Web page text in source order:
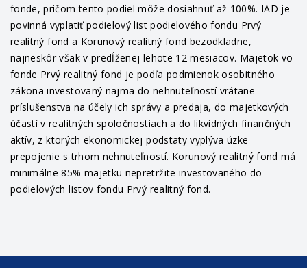
fonde, pričom tento podiel môže dosiahnuť až 100%. IAD je
povinná vyplatiť podielový list podielového fondu Prvý
realitný fond a Korunový realitný fond bezodkladne,
najneskôr však v predĺženej lehote 12 mesiacov. Majetok vo
fonde Prvý realitný fond je podľa podmienok osobitného
zákona investovaný najmä do nehnuteľností vrátane
príslušenstva na účely ich správy a predaja, do majetkových
účastí v realitných spoločnostiach a do likvidných finančných
aktív, z ktorých ekonomickej podstaty vyplýva úzke
prepojenie s trhom nehnuteľností. Korunový realitný fond má
minimálne 85% majetku nepretržite investovaného do
podielových listov fondu Prvý realitný fond.